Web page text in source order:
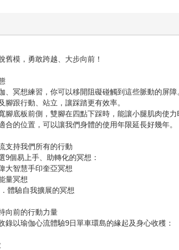
舊模，勇敢跨越、大步向前！
冥想練習，你可以移開阻礙碰觸到這些脈動的屏障
跟行動、站立，讓踩踏更有效率。
底板前側，雙腳在四點下踩時，能讓小腿肌肉使力
的位置，可以讓我們身體的使用年限延長好幾年。
支持我們所有的行動
個易上手、助轉化的冥想：
大智慧手印奎亞冥想
量冥想
體驗自我擴展的冥想
向前的行動力量
以瑜伽心流體驗9日單車環島的緣起及身心收穫：